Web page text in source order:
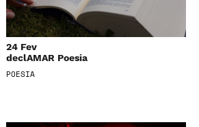
24 Fev
declAMAR Poesia
POESIA